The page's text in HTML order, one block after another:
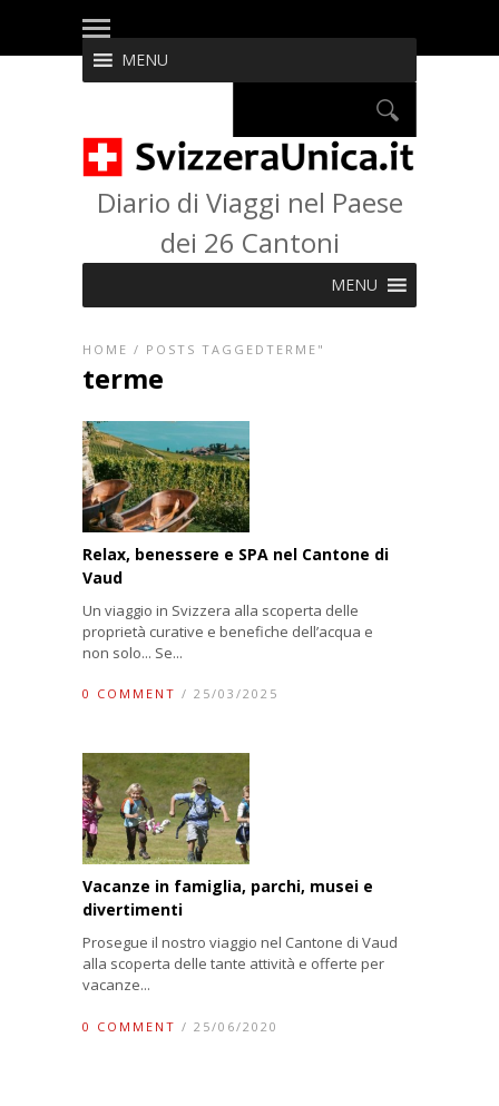
MENU
Diario di Viaggi nel Paese
dei 26 Cantoni
MENU
HOME / POSTS TAGGEDTERME"
terme
Relax, benessere e SPA nel Cantone di
Vaud
Un viaggio in Svizzera alla scoperta delle
proprietà curative e benefiche dell’acqua e
non solo... Se...
0 COMMENT / 25/03/2025
Vacanze in famiglia, parchi, musei e
divertimenti
Prosegue il nostro viaggio nel Cantone di Vaud
alla scoperta delle tante attività e offerte per
vacanze...
0 COMMENT / 25/06/2020